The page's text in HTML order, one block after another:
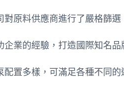
原料供應商進行了嚴格篩
業的經驗，打造國際知名
置多樣，可滿足各種不同